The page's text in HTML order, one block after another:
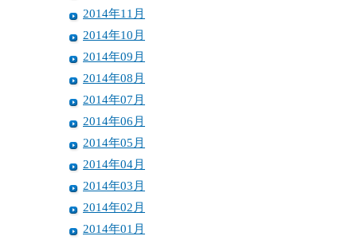
2014年11月
2014年10月
2014年09月
2014年08月
2014年07月
2014年06月
2014年05月
2014年04月
2014年03月
2014年02月
2014年01月